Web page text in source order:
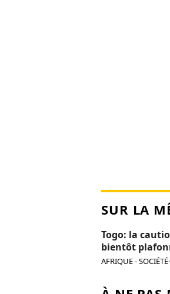
SUR LA
Togo: la
bientôt
AFRIQUE - SOCIÉTÉ•